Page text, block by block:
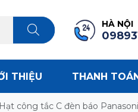
HÀ NỘI
THIỆU THANH
Hạt công tắc C đèn báo